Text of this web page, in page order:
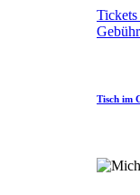
Tisch im